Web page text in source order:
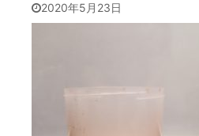
2020年5月23日